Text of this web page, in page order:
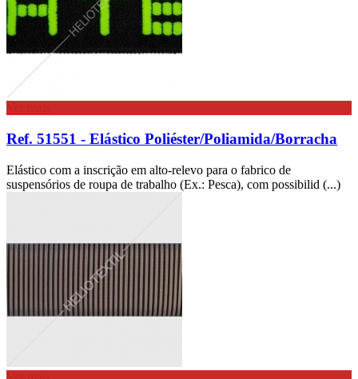
Ref. 51551 - Elástico Poliéster/Poliamida/Borracha
Elástico com a inscrição em alto-relevo para o fabrico de
suspensórios de roupa de trabalho (Ex.: Pesca), com possibilid (...)